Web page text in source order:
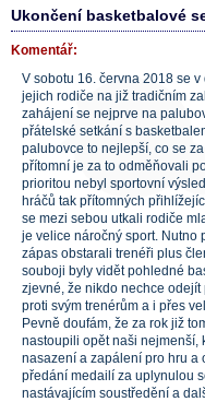
Ukončení basketbalové
Komentář:
V sobotu 16. června 2018 se
jejich rodiče na již tradičním
zahájení se nejprve na
přátelské setkání s
palubovce to nejlepší, co se
přítomní je za to odměňovali
prioritou nebyl sportovní
hráčů tak přítomných
se mezi sebou utkali rodiče
je velice náročný sport. Nutno
zápas obstarali trenéři plus
souboji byly vidět pohledné
zjevné, že nikdo nechce
proti svým trenérům a i přes
Pevně doufám, že za rok již
nastoupili opět naši nejmenší,
nasazení a zapálení pro hru a
předání medailí za uplynulou
nastávajícím soustředění a